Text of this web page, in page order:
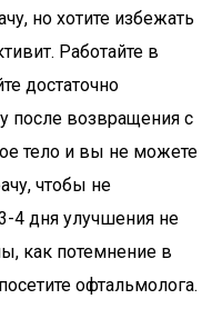
но хотите избежать
Работайте в
достаточно
после возвращения с
тело и вы не можете
чтобы не
4 дня улучшения не
как потемнение в
офтальмолога.